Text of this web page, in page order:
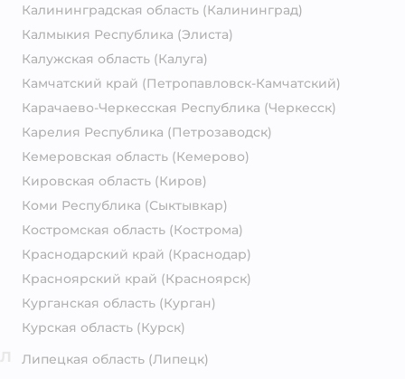
Калининградская область (Калининград)
Калмыкия Республика (Элиста)
Калужская область (Калуга)
Камчатский край (Петропавловск-Камчатский)
Карачаево-Черкесская Республика (Черкесск)
Карелия Республика (Петрозаводск)
Кемеровская область (Кемерово)
Кировская область (Киров)
Коми Республика (Сыктывкар)
Костромская область (Кострома)
Краснодарский край (Краснодар)
Красноярский край (Красноярск)
Курганская область (Курган)
Курская область (Курск)
Липецкая область (Липецк)